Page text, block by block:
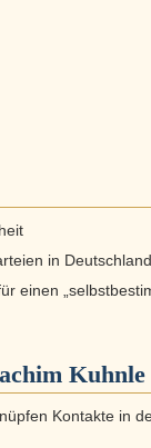
in
einen
Kuhnle
Kontakte in